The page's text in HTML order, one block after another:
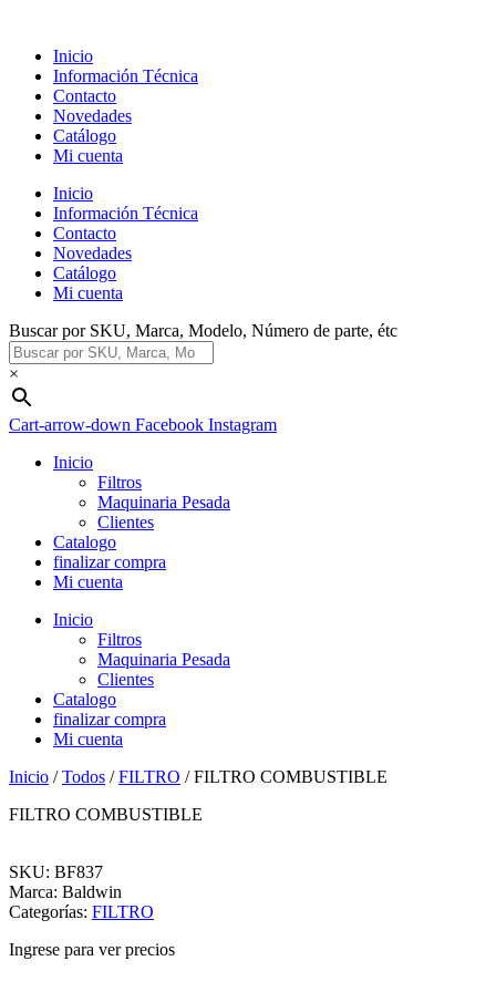
contenido
Inicio
Información Técnica
Contacto
Novedades
Catálogo
Mi cuenta
Inicio
Información Técnica
Contacto
Novedades
Catálogo
Mi cuenta
Buscar por SKU, Marca, Modelo, Número de parte, étc
×
Cart-arrow-down Facebook Instagram
Inicio
Filtros
Maquinaria Pesada
Clientes
Catalogo
finalizar compra
Mi cuenta
Inicio
Filtros
Maquinaria Pesada
Clientes
Catalogo
finalizar compra
Mi cuenta
Inicio /Todos /FILTRO / FILTRO COMBUSTIBLE
FILTRO COMBUSTIBLE
SKU: BF837
Marca: Baldwin
Categorías: FILTRO
Ingrese para ver precios